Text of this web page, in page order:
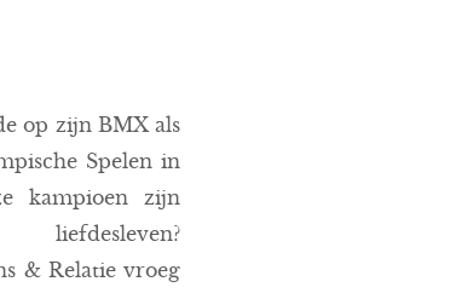
op zijn BMX als
Spelen in
kampioen zijn
& Relatie vroeg